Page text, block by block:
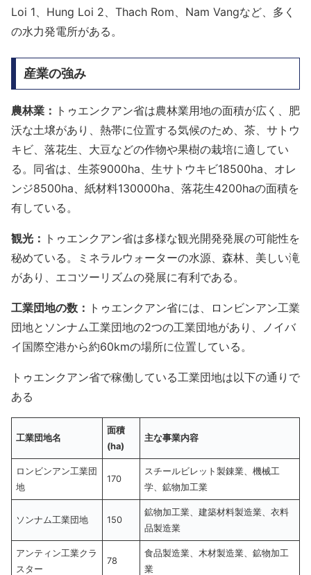
Loi 1、Hung Loi 2、Thach Rom、Nam Vangなど、多く
の水力発電所がある。
産業の強み
農林業： トゥエンクアン省は農林業用地の面積が広く、肥
沃な土壌があり、熱帯に位置する気候のため、茶、サトウ
キビ、落花生、大豆などの作物や果樹の栽培に適してい
る。同省は、生茶9000ha、生サトウキビ18500ha、オレ
ンジ8500ha、紙材料130000ha、落花生4200haの面積を
有している。
観光： トゥエンクアン省は多様な観光開発発展の可能性を
秘めている。ミネラルウォーターの水源、森林、美しい滝
があり、エコツーリズムの発展に有利である。
工業団地の数： トゥエンクアン省には、ロンビンアン工業
団地とソンナム工業団地の2つの工業団地があり、ノイバ
イ国際空港から約60kmの場所に位置している。
トゥエンクアン省で稼働している工業団地は以下の通りで
ある
工業団地名
面積
(ha)
主な事業内容
ロンビンアン工業団
地
170
スチールビレット製錬業、機械工
学、鉱物加工業
ソンナム工業団地 150
鉱物加工業、建築材料製造業、衣料
品製造業
アンティン工業クラ
スター
78
食品製造業、木材製造業、鉱物加工
業